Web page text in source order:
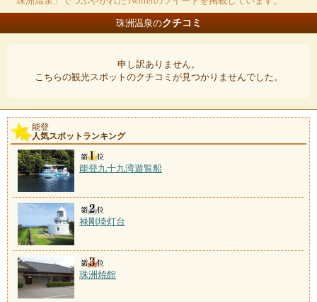
珠洲温泉のクチコミ
申し訳ありません。
こちらの観光スポットのクチコミが見つかりませんでした。
能登
人気スポットランキング
能登九十九湾遊覧船
禄剛埼灯台
珠洲焼館